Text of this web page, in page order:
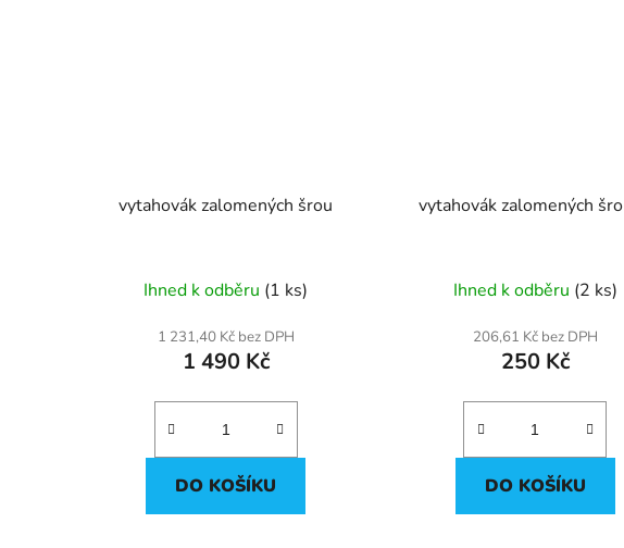
vytahovák zalomených šrou
Ihned k odběru (1 ks)
1 231,40 Kč bez DPH
1 490 Kč
DO KOŠÍKU
vytahovák zalomených
Ihned k odběru (2 ks)
206,61 Kč bez DPH
250 Kč
DO KOŠÍKU